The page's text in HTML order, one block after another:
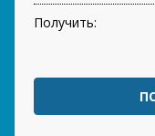
Получить: